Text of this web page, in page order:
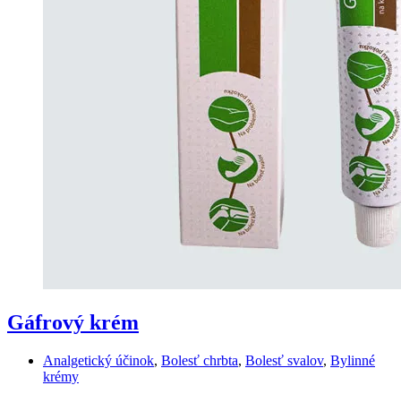
Gáfrový krém
Analgetický účinok, Bolesť chrbta, Bolesť svalov, Bylinné
krémy